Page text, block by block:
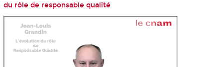
du rôle de responsable qualité